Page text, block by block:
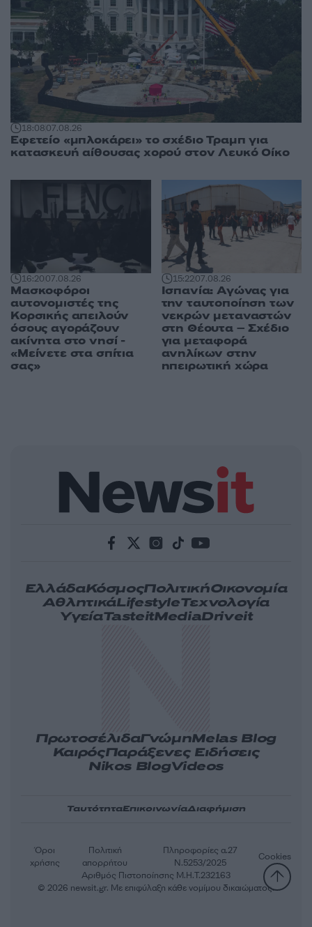
18:0807.08.26
Εφετείο «μπλοκάρει» το σχέδιο Τραμπ για
κατασκευή αίθουσας χορού στον Λευκό Οίκο
16:2007.08.26
Μασκοφόροι
αυτονομιστές της
Κορσικής απειλούν
όσους αγοράζουν
ακίνητα στο νησί -
«Μείνετε στα σπίτια
σας»
15:2207.08.26
Ισπανία: Αγώνας για
την ταυτοποίηση των
νεκρών μεταναστών
στη Θέουτα – Σχέδιο
για μεταφορά
ανηλίκων στην
ηπειρωτική χώρα
ΕλλάδαΚόσμοςΠολιτικήΟικονομία
ΑθλητικάLifestyleΤεχνολογία
ΥγείαTasteitMediaDriveit
ΠρωτοσέλιδαΓνώμηMelas Blog
ΚαιρόςΠαράξενες Ειδήσεις
Nikos BlogVideos
ΤαυτότηταΕπικοινωνίαΔιαφήμιση
Αριθμός Πιστοποίησης Μ.Η.Τ.232163
Όροι
χρήσης
Πολιτική
απορρήτου
Πληροφορίες α.27
Ν.5253/2025
Cookies
© 2026 newsit.gr. Με επιφύλαξη κάθε νομίμου δικαιώματος.